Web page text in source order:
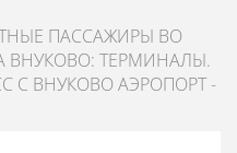
ПАССАЖИРЫ ВО
ВНУКОВО: ТЕРМИНАЛЫ.
С ВНУКОВО АЭРОПОРТ -